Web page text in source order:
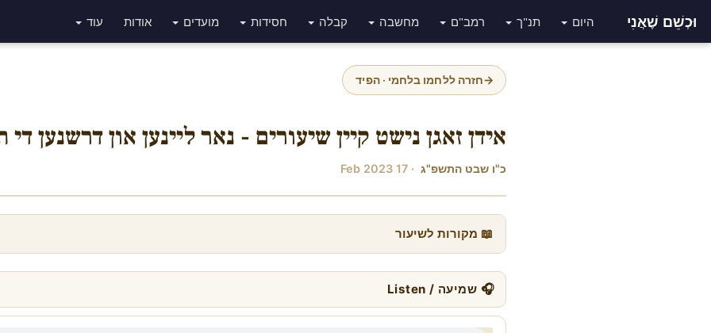
וּכְשֵׁם שֶׁאֲנִי היום תנ"ך רמב"ם מחשבה קבלה חסידות מועדים אודות עוד
→חזרה ללחמו בלחמי · הפיד
אידן זאגן נישט קיין שיעורים - נאר ליינען און דרשנען די
כ"ו שבט התשפ"ג · 17 Feb 2023
📖 מקורות לשיעור
🎧 שמיעה / Listen